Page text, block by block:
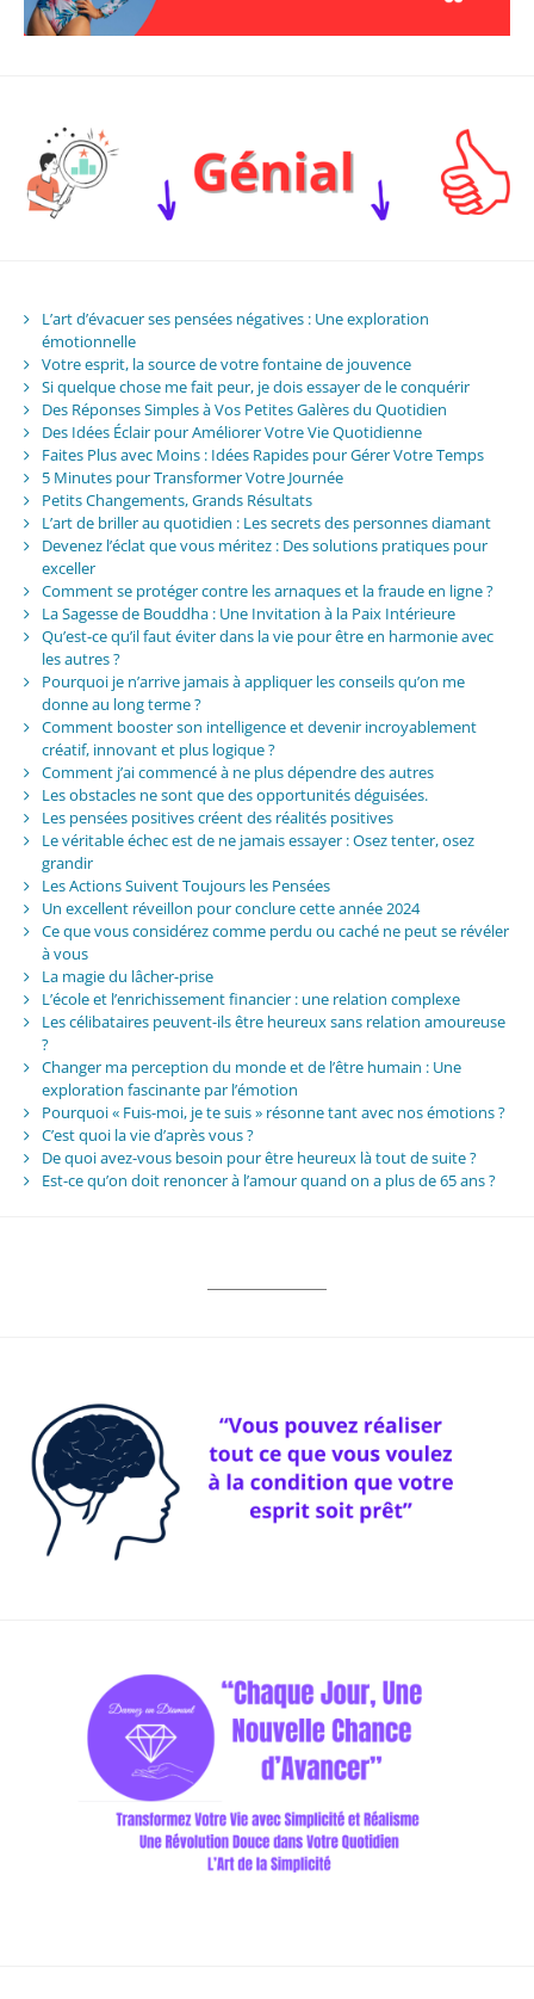
L’art d’évacuer ses pensées négatives : Une exploration
émotionnelle
Votre esprit, la source de votre fontaine de jouvence
Si quelque chose me fait peur, je dois essayer de le conquérir
Des Réponses Simples à Vos Petites Galères du Quotidien
Des Idées Éclair pour Améliorer Votre Vie Quotidienne
Faites Plus avec Moins : Idées Rapides pour Gérer Votre Temps
5 Minutes pour Transformer Votre Journée
Petits Changements, Grands Résultats
L’art de briller au quotidien : Les secrets des personnes diamant
Devenez l’éclat que vous méritez : Des solutions pratiques pour
exceller
Comment se protéger contre les arnaques et la fraude en ligne ?
La Sagesse de Bouddha : Une Invitation à la Paix Intérieure
Qu’est-ce qu’il faut éviter dans la vie pour être en harmonie avec
les autres ?
Pourquoi je n’arrive jamais à appliquer les conseils qu’on me
donne au long terme ?
Comment booster son intelligence et devenir incroyablement
créatif, innovant et plus logique ?
Comment j’ai commencé à ne plus dépendre des autres
Les obstacles ne sont que des opportunités déguisées.
Les pensées positives créent des réalités positives
Le véritable échec est de ne jamais essayer : Osez tenter, osez
grandir
Les Actions Suivent Toujours les Pensées
Un excellent réveillon pour conclure cette année 2024
Ce que vous considérez comme perdu ou caché ne peut se révéler
à vous
La magie du lâcher-prise
L’école et l’enrichissement financier : une relation complexe
Les célibataires peuvent-ils être heureux sans relation amoureuse
?
Changer ma perception du monde et de l’être humain : Une
exploration fascinante par l’émotion
Pourquoi « Fuis-moi, je te suis » résonne tant avec nos émotions ?
C’est quoi la vie d’après vous ?
De quoi avez-vous besoin pour être heureux là tout de suite ?
Est-ce qu’on doit renoncer à l’amour quand on a plus de 65 ans ?